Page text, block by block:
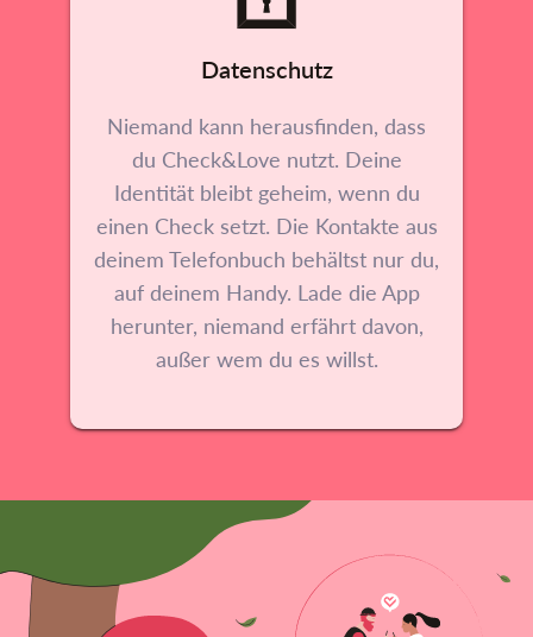
Datenschutz
Niemand kann herausfinden, dass
du Check&Love nutzt. Deine
Identität bleibt geheim, wenn du
einen Check setzt. Die Kontakte aus
deinem Telefonbuch behältst nur du,
auf deinem Handy. Lade die App
herunter, niemand erfährt davon,
außer wem du es willst.